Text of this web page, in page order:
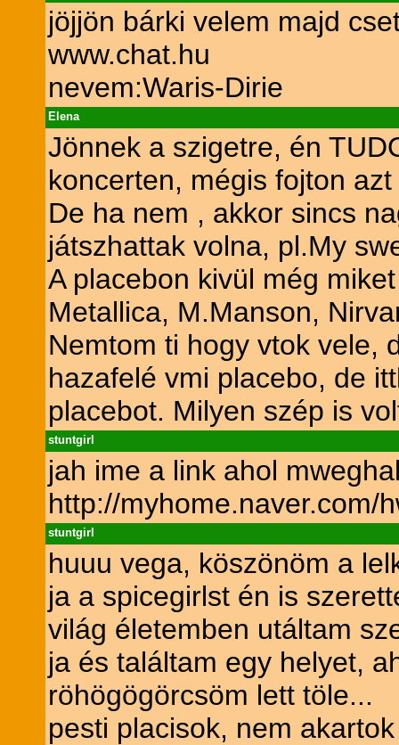
jöjjön bárki velem majd
www.chat.hu
nevem:Waris-Dirie
Elena
Jönnek a szigetre, én
koncerten, mégis fojton
De ha nem , akkor sincs
játszhattak volna, pl.My
A placebon kivül még
Metallica, M.Manson,
Nemtom ti hogy vtok vele,
hazafelé vmi placebo, de
placebot. Milyen szép is
stuntgirl
jah ime a link ahol
http://myhome.naver.com/
stuntgirl
huuu vega, köszönöm a
ja a spicegirlst én is
világ életemben utáltam
ja és találtam egy helyet,
röhögögörcsöm lett töle...
pesti placisok, nem